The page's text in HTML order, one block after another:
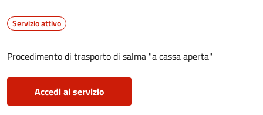
Servizio attivo
Procedimento di trasporto di salma "a cassa aperta"
Accedi al servizio